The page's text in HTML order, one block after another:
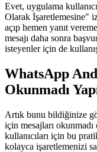
Evet, uygulama
Olarak İşaretlemesine"
açıp hemen yanıt
mesajı daha sonra
isteyenler için de
WhatsApp
Okunmadı
Artık bunu bildiğinize
için mesajları
kullanıcıları için bu
kolayca işaretlemenizi